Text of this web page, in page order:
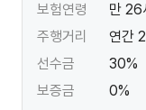
보험연령
만 26
주행거리
연간
선수금
30%
보증금
0%